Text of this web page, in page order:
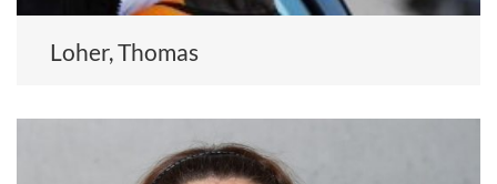
Loher, Thomas